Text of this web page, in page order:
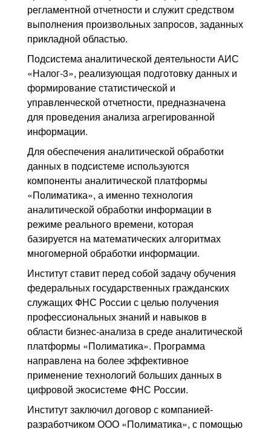
регламентной отчетности и служит средством
выполнения произвольных запросов, заданных
прикладной областью.
Подсистема аналитической деятельности АИС
«Налог-3», реализующая подготовку данных и
формирование статистической и
управленческой отчетности, предназначена
для проведения анализа агрегированной
информации.
Для обеспечения аналитической обработки
данных в подсистеме используются
компоненты аналитической платформы
«Полиматика», а именно технология
аналитической обработки информации в
режиме реального времени, которая
базируется на математических алгоритмах
многомерной обработки информации.
Институт ставит перед собой задачу обучения
федеральных государственных гражданских
служащих ФНС России с целью получения
профессиональных знаний и навыков в
области бизнес-анализа в среде аналитической
платформы «Полиматика». Программа
направлена на более эффективное
применение технологий больших данных в
цифровой экосистеме ФНС России.
Институт заключил договор с компанией-
разработчиком ООО «Полиматика», с помощью